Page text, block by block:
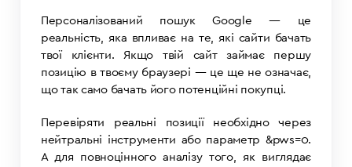
Персоналізований пошук Google — це
реальність, яка впливає на те, які сайти бачать
твої клієнти. Якщо твій сайт займає першу
позицію в твоєму браузері — це ще не означає,
що так само бачать його потенційні покупці.
Перевіряти реальні позиції необхідно через
нейтральні інструменти або параметр &pws=0.
А для повноцінного аналізу того, як виглядає